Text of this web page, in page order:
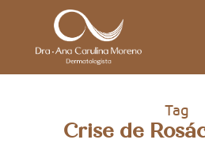
Tag
Crise de